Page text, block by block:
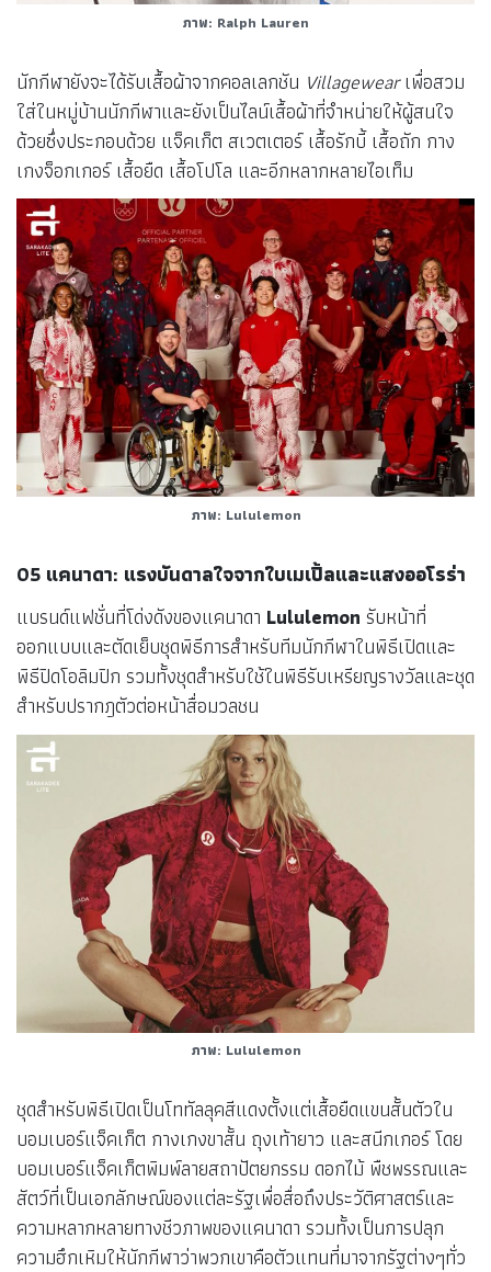
ภาพ: Ralph Lauren
นักกีฬายังจะได้รับเสื้อผ้าจากคอลเลกชัน Villagewearเพื่อสวม
ใส่ในหมู่บ้านนักกีฬาและยังเป็นไลน์เสื้อผ้าที่จำหน่ายให้ผู้สนใจ
ด้วยซึ่งประกอบด้วย แจ็คเก็ต สเวตเตอร์ เสื้อรักบี้ เสื้อถัก กาง
เกงจ็อกเกอร์ เสื้อยืด เสื้อโปโล และอีกหลากหลายไอเท็ม
ภาพ: Lululemon
05 แคนาดา: แรงบันดาลใจจากใบเมเปิ้ลและแสงออโรร่า
แบรนด์แฟชั่นที่โด่งดังของแคนาดา Lululemon รับหน้าที่
ออกแบบและตัดเย็บชุดพิธีการสำหรับทีมนักกีฬาในพิธีเปิดและ
พิธีปิดโอลิมปิก รวมทั้งชุดสำหรับใช้ในพิธีรับเหรียญรางวัลและชุด
สำหรับปรากฎตัวต่อหน้าสื่อมวลชน
ภาพ: Lululemon
ชุดสำหรับพิธีเปิดเป็นโททัลลุคสีแดงตั้งแต่เสื้อยืดแขนสั้นตัวใน
บอมเบอร์แจ็คเก็ต กางเกงขาสั้น ถุงเท้ายาว และสนีกเกอร์ โดย
บอมเบอร์แจ็คเก็ตพิมพ์ลายสถาปัตยกรรม ดอกไม้ พืชพรรณและ
สัตว์ที่เป็นเอกลักษณ์ของแต่ละรัฐเพื่อสื่อถึงประวัติศาสตร์และ
ความหลากหลายทางชีวภาพของแคนาดา รวมทั้งเป็นการปลุก
ความฮึกเหิมให้นักกีฬาว่าพวกเขาคือตัวแทนที่มาจากรัฐต่างๆทั่ว